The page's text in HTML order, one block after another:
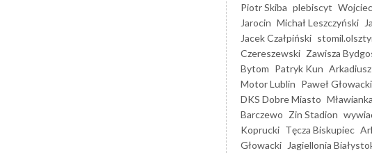
Piotr Skiba plebiscyt
Jarocin Michał Leszczyński
Jacek Czałpiński
Czereszewski Zawisza
Bytom Patryk Kun
Motor Lublin Paweł Głowacki
DKS Dobre Miasto
Barczewo Zin Stadion
Koprucki Tęcza Biskupiec
Głowacki
Jagiellonia